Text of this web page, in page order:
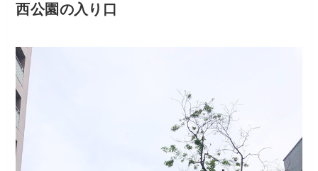
西公園の入り口